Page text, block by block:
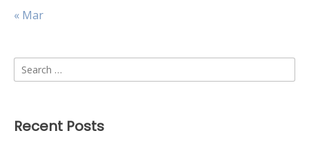
« Mar
Search
for:
Recent Posts